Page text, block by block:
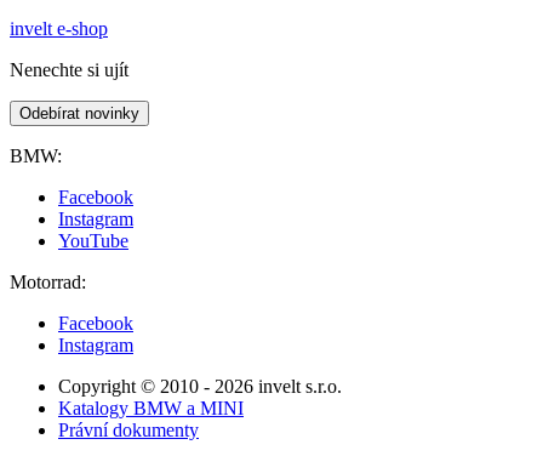
invelt e-shop
Nenechte si ujít
Odebírat novinky
BMW:
Facebook
Instagram
YouTube
Motorrad:
Facebook
Instagram
Copyright © 2010 - 2026 invelt s.r.o.
Katalogy BMW a MINI
Právní dokumenty